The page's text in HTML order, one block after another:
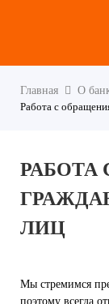
Главная О
Работа с
ЛИЦ
Мы стремимся
поэтому всегда